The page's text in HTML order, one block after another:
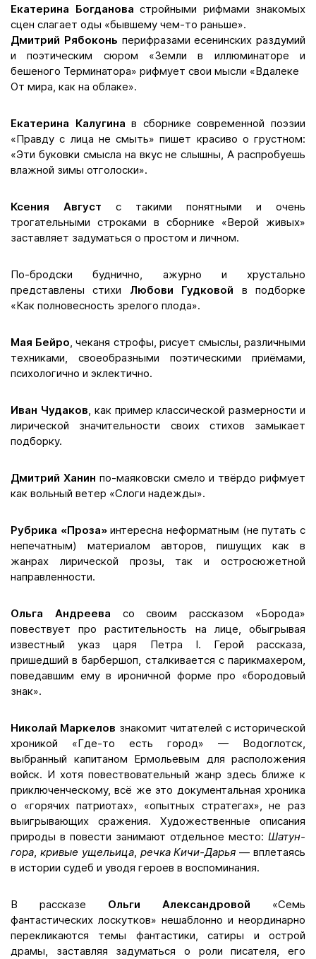
Екатерина Богданова стройными рифмами знакомых
сцен слагает оды «бывшему чем-то раньше».
Дмитрий Рябоконь перифразами есенинских раздумий
и поэтическим сюром «Земли в иллюминаторе и
бешеного Терминатора» рифмует свои мысли «Вдалеке
От мира, как на облаке».
Екатерина Калугина в сборнике современной поэзии
«Правду с лица не смыть» пишет красиво о грустном:
«Эти буковки смысла на вкус не слышны, А распробуешь
влажной зимы отголоски».
Ксения Август с такими понятными и очень
трогательными строками в сборнике «Верой живых»
заставляет задуматься о простом и личном.
По-бродски буднично, ажурно и хрустально
представлены стихи Любови Гудковой в подборке
«Как полновесность зрелого плода».
Мая Бейро, чеканя строфы, рисует смыслы, различными
техниками, своеобразными поэтическими приёмами,
психологично и эклектично.
Иван Чудаков, как пример классической размерности и
лирической значительности своих стихов замыкает
подборку.
Дмитрий Ханин по-маяковски смело и твёрдо рифмует
как вольный ветер «Слоги надежды».
Рубрика «Проза»интересна неформатным (не путать с
непечатным) материалом авторов, пишущих как в
жанрах лирической прозы, так и остросюжетной
направленности.
Ольга Андреева со своим рассказом «Борода»
повествует про растительность на лице, обыгрывая
известный указ царя Петра I. Герой рассказа,
пришедший в барбершоп, сталкивается с парикмахером,
поведавшим ему в ироничной форме про «бородовый
знак».
Николай Маркелов знакомит читателей с исторической
хроникой «Где-то есть город» — Водоглотск,
выбранный капитаном Ермольевым для расположения
войск. И хотя повествовательный жанр здесь ближе к
приключенческому, всё же это документальная хроника
о «горячих патриотах», «опытных стратегах», не раз
выигрывающих сражения. Художественные описания
природы в повести занимают отдельное место: Шатун-
гора, кривые ущельица, речка Кичи-Дарья — вплетаясь
в истории судеб и уводя героев в воспоминания.
В рассказе Ольги Александровой «Семь
фантастических лоскутков» нешаблонно и неординарно
перекликаются темы фантастики, сатиры и острой
драмы, заставляя задуматься о роли писателя, его